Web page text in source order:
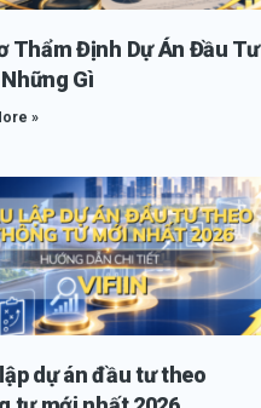
Thẩm Định Dự Án Đầu Tư
Gì
»
dự án đầu tư theo